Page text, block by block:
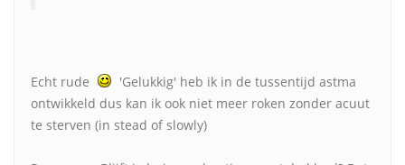
Echt rude
'Gelukkig' heb ik in de tussentijd astma
ontwikkeld dus kan ik ook niet meer roken zonder acuut
te sterven (in stead of slowly)